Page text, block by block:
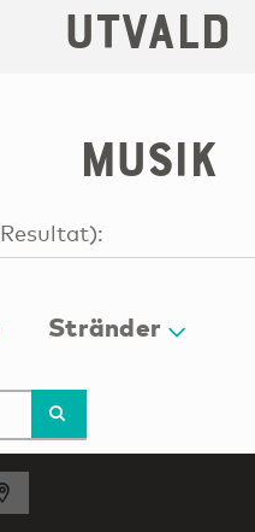
Utvald
Musik
Resultat):
Stränder